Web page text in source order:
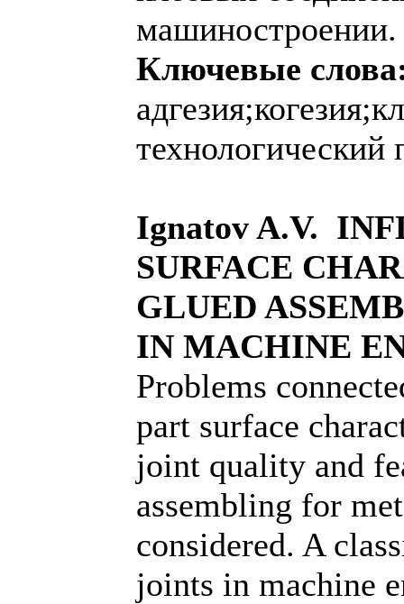
машиностроении.
Ключевые
технологический
Ignatov A.V.
SURFACE
GLUED
IN MACHINE
Problems
part surface
joint quality and
assembling for
considered. A
joints in machine